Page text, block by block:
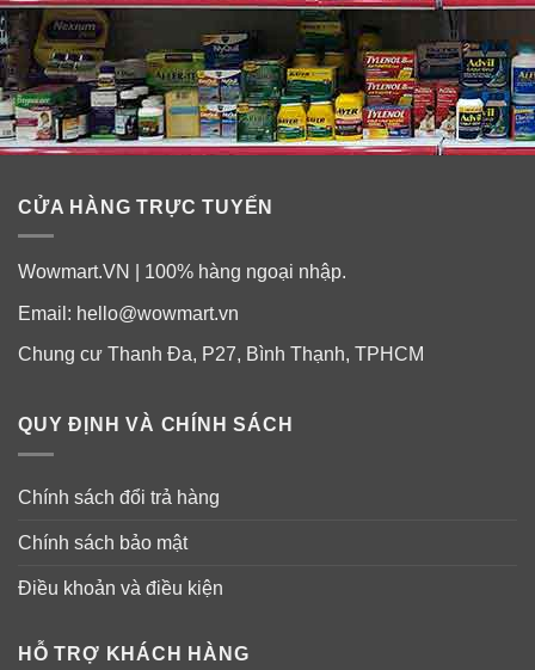
CỬA HÀNG TRỰC TUYẾN
Wowmart.VN | 100% hàng ngoại nhập.
Email: hello@wowmart.vn
Chung cư Thanh Đa, P27, Bình Thạnh, TPHCM
QUY ĐỊNH VÀ CHÍNH SÁCH
Chính sách đổi trả hàng
Chính sách bảo mật
Điều khoản và điều kiện
HỖ TRỢ KHÁCH HÀNG